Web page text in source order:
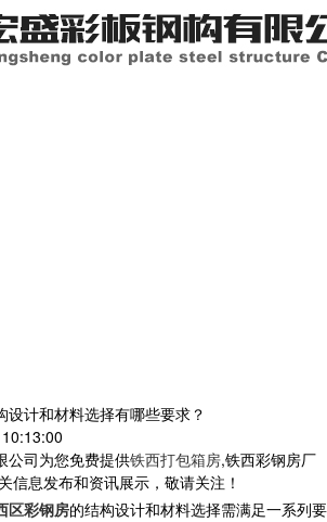
计和材料选择有哪些要求？
公司为您免费提供铁西打包箱房,铁西彩钢房厂
信息发布和资讯展示，敬请关注！
区彩钢房的结构设计和材料选择需满足一系列要